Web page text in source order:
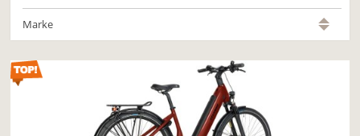
Marke